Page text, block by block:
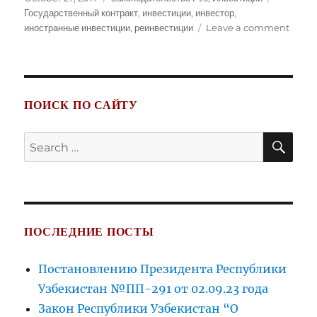
on
Государственный контракт, инвестиции, инвестор,
иностранные инвестиции, реинвестиции Leave a commenton
ПОИСК ПО САЙТУ
Search
for:
ПОСЛЕДНИЕ ПОСТЫ
Постановлению Президента Республики
Узбекистан №ПП-291 от 02.09.23 года
Закон Республики Узбекистан “О